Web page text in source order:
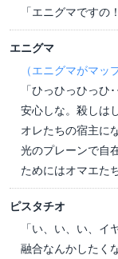
「エニグマですの
エニグマ
（エニグマがマッ
「ひっひっひっひ･
安心しな。殺しは
オレたちの宿主に
光のプレーンで自
ためにはオマエた
ピスタチオ
「い、い、い、イ
融合なんかしたく